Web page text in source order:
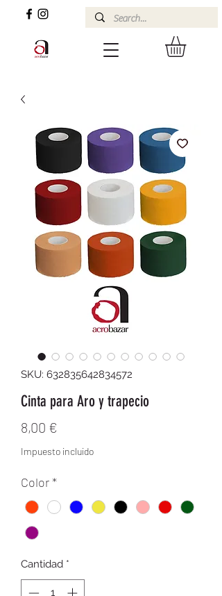
SKU: 632835642834572
Cinta para Aro y trapecio
8,00 €
Impuesto incluido
Color*
Cantidad *